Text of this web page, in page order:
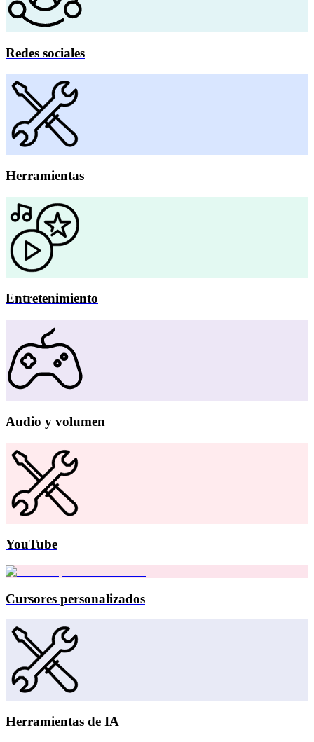
Redes sociales
Herramientas
Entretenimiento
Audio y volumen
YouTube
Cursores personalizados
Herramientas de IA